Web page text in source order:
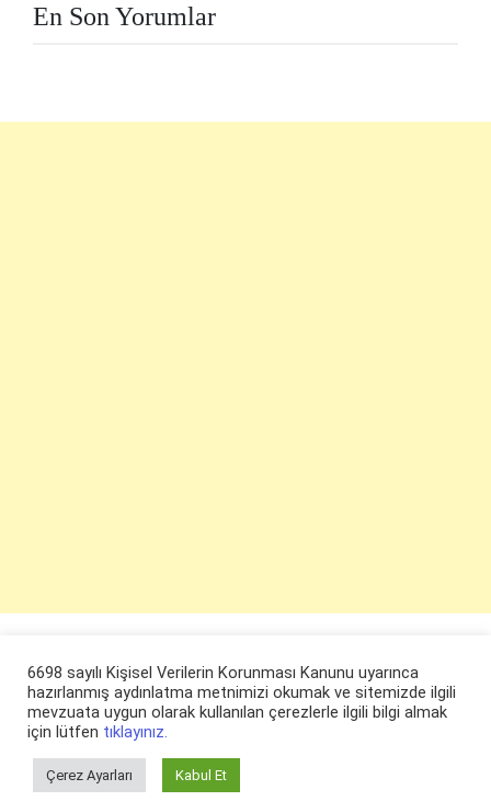
En Son Yorumlar
© ruyaevi.com 2022
6698 sayılı Kişisel Verilerin Korunması Kanunu uyarınca
hazırlanmış aydınlatma metnimizi okumak ve sitemizde ilgili
mevzuata uygun olarak kullanılan çerezlerle ilgili bilgi almak
için lütfen tıklayınız.
Çerez Ayarları Kabul Et